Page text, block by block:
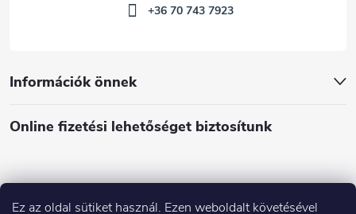
Ez az oldal sütiket használ. Ezen weboldalt követésével
Információk önnek
Online fizetési lehetőséget biztosítunk
+36 70 743 7923